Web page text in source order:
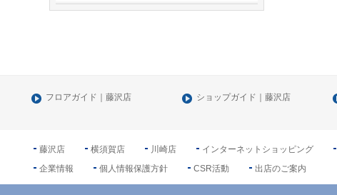
フロアガイド｜藤沢店 ショップガイド｜藤沢店
藤沢店 横須賀店 川崎店 インターネットショッピング
企業情報 個人情報保護方針 CSR活動 出店のご案内